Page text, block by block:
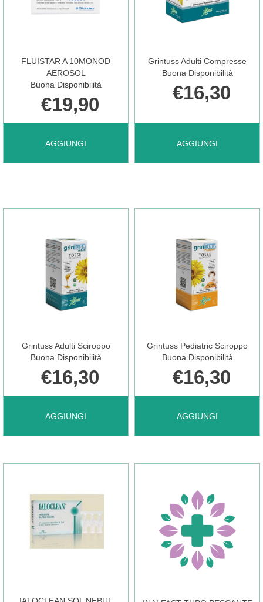
FLUISTAR A 10MONOD
AEROSOL
Buona Disponibilità
€19,90
AGGIUNGI
AGGIUNGI FLUISTAR
AEROSOL AL
CARRELLO
Grintuss Adulti Compresse
Buona Disponibilità
€16,30
AGGIUNGI
AGGIUNGI GRINTUSS
CARRELLO
Grintuss Adulti Sciroppo
Buona Disponibilità
€16,30
AGGIUNGI
AGGIUNGI GRINTUSS
SCIROPPO AL
CARRELLO
Grintuss Pediatric Sciroppo
Buona Disponibilità
€16,30
AGGIUNGI
AGGIUNGI GRINTUSS
SCIROPPO AL
CARRELLO